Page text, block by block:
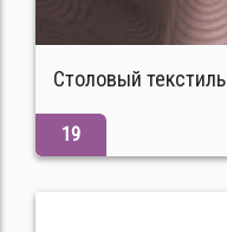
Столовый текстиль
19